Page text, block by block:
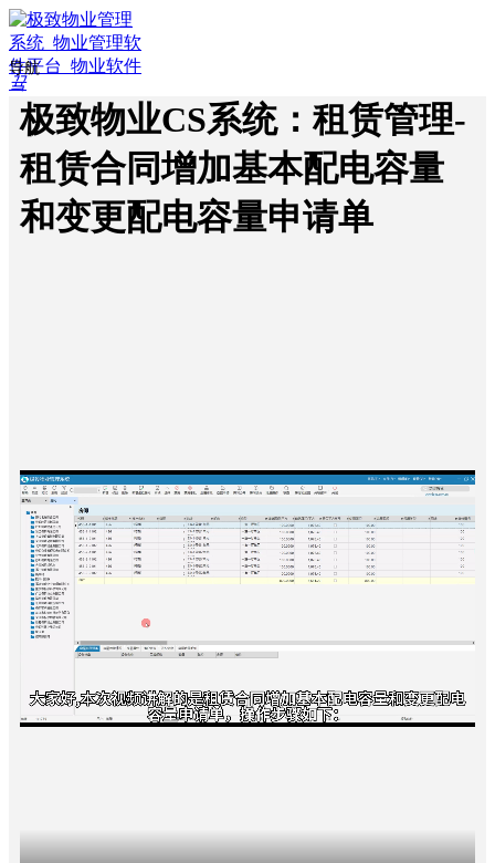
导航
끀
ꀇ
首
页
ꄁ
智
慧
社
区
ꀉ
智
慧
ꀉ
未
字
极致物业CS系统：租赁管理-
租赁合同增加基本配电容量
和变更配电容量申请单